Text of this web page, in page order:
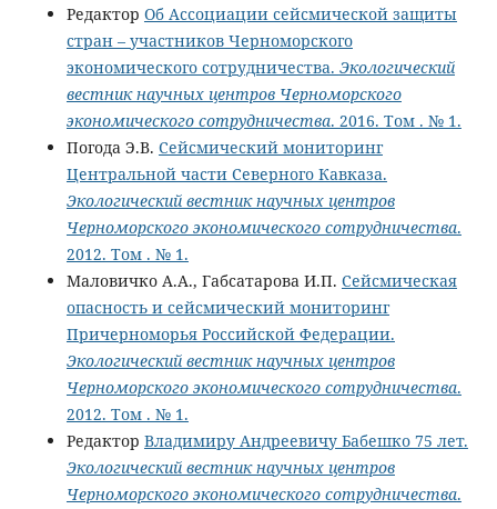
Редактор Об Ассоциации сейсмической защиты
стран – участников Черноморского
экономического сотрудничества. Экологический
вестник научных центров Черноморского
экономического сотрудничества. 2016. Том . № 1.
Погода Э.В. Сейсмический мониторинг
Центральной части Северного Кавказа.
Экологический вестник научных центров
Черноморского экономического сотрудничества.
2012. Том . № 1.
Маловичко А.А., Габсатарова И.П. Сейсмическая
опасность и сейсмический мониторинг
Причерноморья Российской Федерации.
Экологический вестник научных центров
Черноморского экономического сотрудничества.
2012. Том . № 1.
Редактор Владимиру Андреевичу Бабешко 75 лет.
Экологический вестник научных центров
Черноморского экономического сотрудничества.